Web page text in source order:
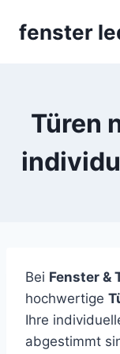
fenster
Türen
Bei Fenster &
hochwertige
Ihre
abgestimmt